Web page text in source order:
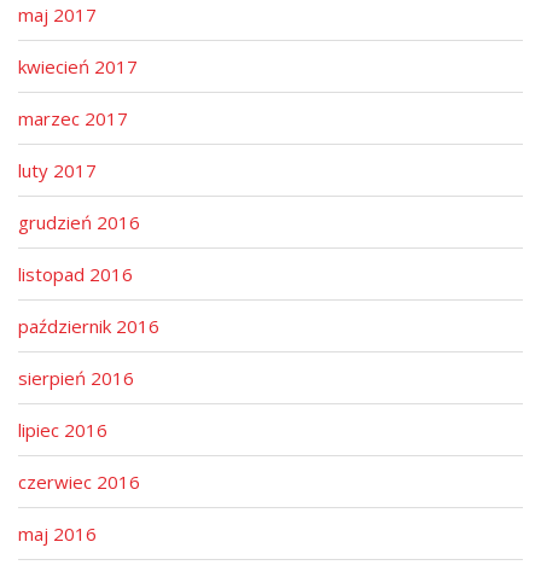
maj 2017
kwiecień 2017
marzec 2017
luty 2017
grudzień 2016
listopad 2016
październik 2016
sierpień 2016
lipiec 2016
czerwiec 2016
maj 2016